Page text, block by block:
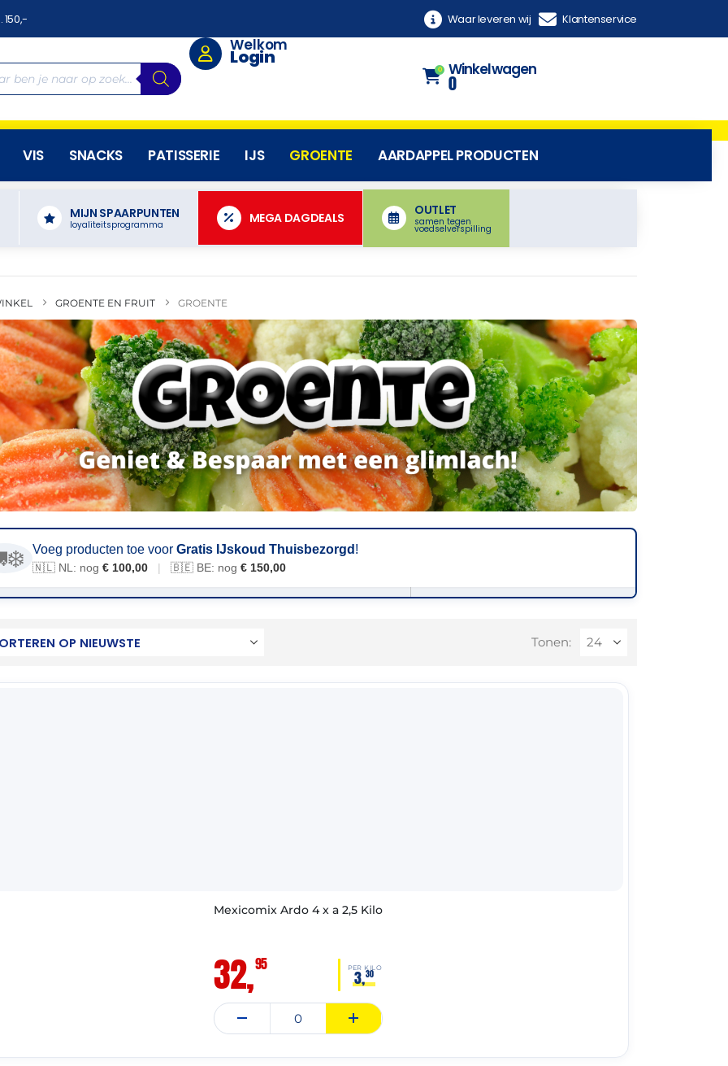
150,- Waar leveren wij Klantenservice
Welkom
Login
0 Winkelwagen
0
VIS SNACKS PATISSERIE IJS GROENTE AARDAPPEL PRODUCTEN
MIJN SPAARPUNTEN
loyaliteitsprogramma MEGA DAGDEALS
OUTLET
samen tegen
voedselverspilling
GROENTE EN FRUIT GROENTE
Voeg producten toe voor Gratis IJskoud Thuisbezorgd !
🇳🇱 NL: nog € 100,00 | 🇧🇪 BE: nog € 150,00
Tonen:
Mexicomix Ardo 4 x a 2,5 Kilo
32,95 PER KILO
3,30